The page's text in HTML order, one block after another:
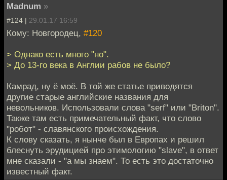
Madnum »
#124 | 29.01.17 16:59
Кому: Новгородец, #120
> Однако есть много "но".
> До 13-го века в Англии рабов не было?
Камрад, ну ё моё. В той же статье приводятся
другие старые английские названия для
невольников. Использовали слова "serf" или "Briton".
Также там есть примечательный факт, что слово
"робот" - славянского происхождения.
К слову сказать, я нынче был в Европах и решил
блеснуть эрудицией про этимологию "slave", в ответ
мне сказали - "а мы знаем". То есть это достаточно
известный факт.